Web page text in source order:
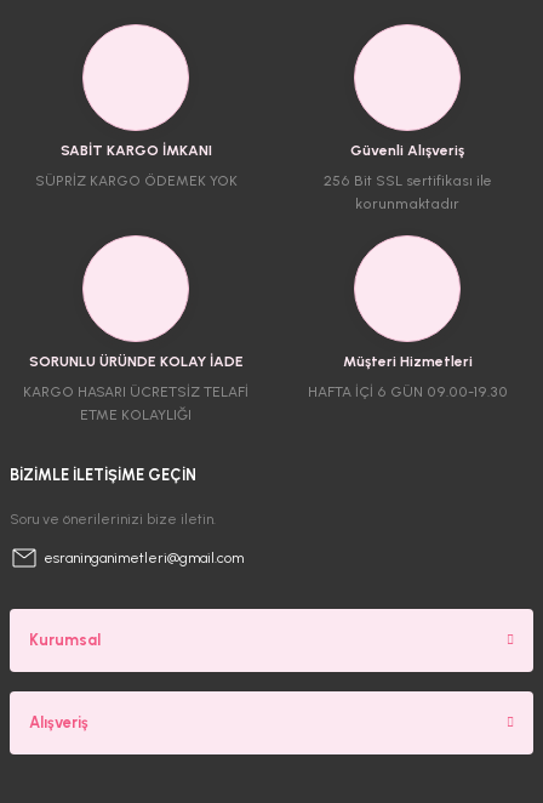
SABİT KARGO İMKANI
SÜPRİZ KARGO ÖDEMEK YOK
Güvenli Alışveriş
256 Bit SSL sertifikası ile
korunmaktadır
SORUNLU ÜRÜNDE KOLAY İADE
KARGO HASARI ÜCRETSİZ TELAFİ
ETME KOLAYLIĞI
Müşteri Hizmetleri
HAFTA İÇİ 6 GÜN 09.00-19.30
BİZİMLE İLETİŞİME GEÇİN
Soru ve önerilerinizi bize iletin.
esraninganimetleri@gmail.com
Kurumsal
Alışveriş